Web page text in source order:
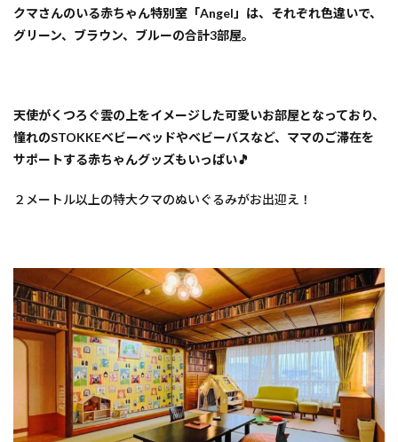
クマさんのいる赤ちゃん特別室「Angel」は、それぞれ色違いで、
グリーン、ブラウン、ブルーの合計3部屋。
天使がくつろぐ雲の上をイメージした可愛いお部屋となっており、
憧れのSTOKKEベビーベッドやベビーバスなど、ママのご滞在を
サポートする赤ちゃんグッズもいっぱい🎵
２メートル以上の特大クマのぬいぐるみがお出迎え！